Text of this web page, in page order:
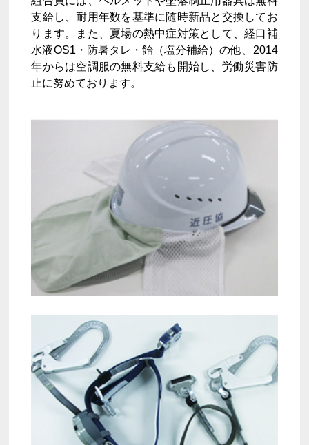
支給し、耐用年数を基準に随時新品と交換してお
ります。また、夏場の熱中症対策として、経口補
水液OS1・防暑タレ・飴（塩分補給）の他、2014
年からは空調服の無料支給も開始し、労働災害防
止に努めております。